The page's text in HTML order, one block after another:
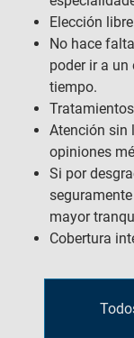
Elección
No hace
poder ir a un
tiempo.
Atención sin
opiniones
Si por
mayor
Cobertura